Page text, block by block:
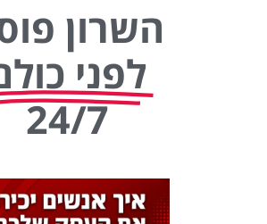
השרון
לפני
24/7